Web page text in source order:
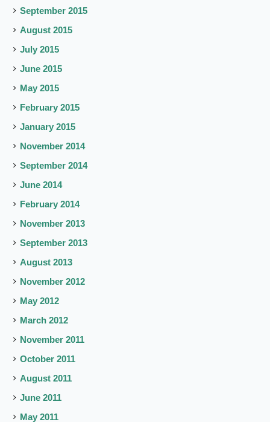
September 2015
August 2015
July 2015
June 2015
May 2015
February 2015
January 2015
November 2014
September 2014
June 2014
February 2014
November 2013
September 2013
August 2013
November 2012
May 2012
March 2012
November 2011
October 2011
August 2011
June 2011
May 2011